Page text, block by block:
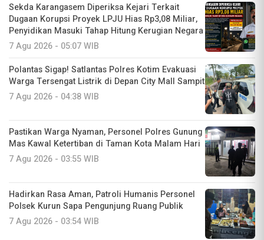
Sekda Karangasem Diperiksa Kejari Terkait
Dugaan Korupsi Proyek LPJU Hias Rp3,08 Miliar,
Penyidikan Masuki Tahap Hitung Kerugian Negara
7 Agu 2026 - 05:07 WIB
Polantas Sigap! Satlantas Polres Kotim Evakuasi
Warga Tersengat Listrik di Depan City Mall Sampit
7 Agu 2026 - 04:38 WIB
Pastikan Warga Nyaman, Personel Polres Gunung
Mas Kawal Ketertiban di Taman Kota Malam Hari
7 Agu 2026 - 03:55 WIB
Hadirkan Rasa Aman, Patroli Humanis Personel
Polsek Kurun Sapa Pengunjung Ruang Publik
7 Agu 2026 - 03:54 WIB